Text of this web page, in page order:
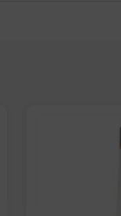
Elige: Peso/